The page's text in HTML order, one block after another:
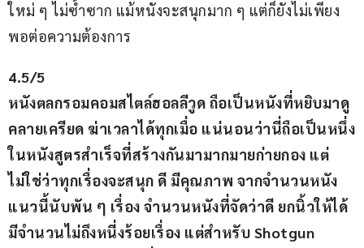
ใหม่ ๆ ไม่ซ้ำซาก แม้หนังจะสนุกมาก ๆ แต่ก็ยังไม่เพียง
พอต่อความต้องการ
4.5/5
หนังตลกรอมคอมสไตล์ฮอลลีวูด ถือเป็นหนังที่หยิบมาดู
คลายเครียด ฆ่าเวลาได้ทุกเมื่อ แน่นอนว่านี่ถือเป็นหนึ่ง
ในหนังสูตรสำเร็จที่สร้างกันมามากมายก่ายกอง แต่
ไม่ใช่ว่าทุกเรื่องจะสนุก ดี มีคุณภาพ จากจำนวนหนัง
แนวนี้นับพัน ๆ เรื่อง จำนวนหนังที่จัดว่าดี ยกนิ้วให้ได้
มีจำนวนไม่ถึงหนี่งร้อยเรื่อง แต่สำหรับ Shotgun